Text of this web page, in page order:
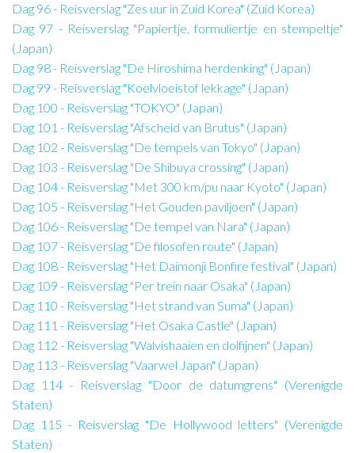
Dag 96 - Reisverslag "Zes uur in Zuid Korea" (Zuid Korea)
Dag 97 - Reisverslag "Papiertje, formuliertje en stempeltje"
(Japan)
Dag 98 - Reisverslag "De Hiroshima herdenking" (Japan)
Dag 99 - Reisverslag "Koelvloeistof lekkage" (Japan)
Dag 100 - Reisverslag "TOKYO" (Japan)
Dag 101 - Reisverslag "Afscheid van Brutus" (Japan)
Dag 102 - Reisverslag "De tempels van Tokyo" (Japan)
Dag 103 - Reisverslag "De Shibuya crossing" (Japan)
Dag 104 - Reisverslag "Met 300 km/pu naar Kyoto" (Japan)
Dag 105 - Reisverslag "Het Gouden paviljoen" (Japan)
Dag 106 - Reisverslag "De tempel van Nara" (Japan)
Dag 107 - Reisverslag "De filosofen route" (Japan)
Dag 108 - Reisverslag "Het Daimonji Bonfire festival" (Japan)
Dag 109 - Reisverslag "Per trein naar Osaka" (Japan)
Dag 110 - Reisverslag "Het strand van Suma" (Japan)
Dag 111 - Reisverslag "Het Osaka Castle" (Japan)
Dag 112 - Reisverslag "Walvishaaien en dolfijnen" (Japan)
Dag 113 - Reisverslag "Vaarwel Japan" (Japan)
Dag 114 - Reisverslag "Door de datumgrens" (Verenigde
Staten)
Dag 115 - Reisverslag "De Hollywood letters" (Verenigde
Staten)